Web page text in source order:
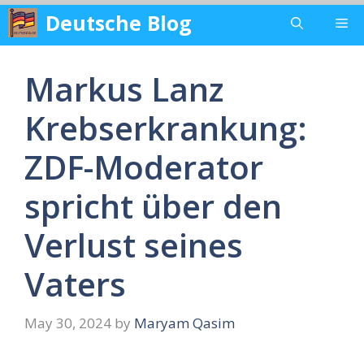
Skip
content
Deutsche Blog
Markus Lanz
Krebserkrankung:
ZDF-Moderator
spricht über den
Verlust seines
Vaters
May 30, 2024 by Maryam Qasim